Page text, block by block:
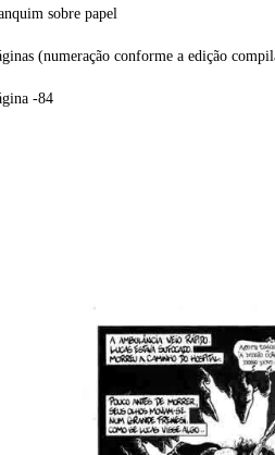
sobre papel
(numeração conforme a edição
-84